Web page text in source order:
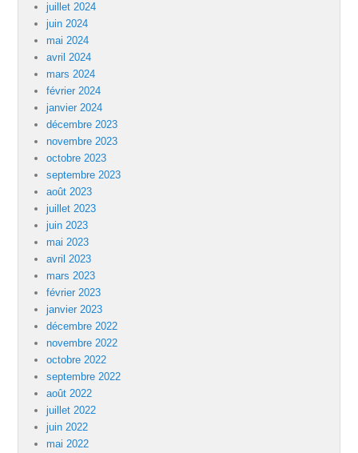
juillet 2024
juin 2024
mai 2024
avril 2024
mars 2024
février 2024
janvier 2024
décembre 2023
novembre 2023
octobre 2023
septembre 2023
août 2023
juillet 2023
juin 2023
mai 2023
avril 2023
mars 2023
février 2023
janvier 2023
décembre 2022
novembre 2022
octobre 2022
septembre 2022
août 2022
juillet 2022
juin 2022
mai 2022